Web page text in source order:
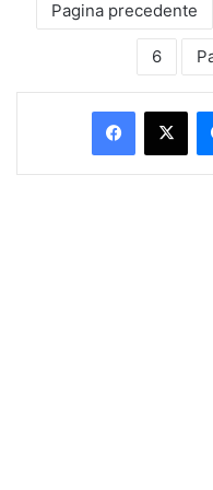
Pagina precedente
6
Facebook
X